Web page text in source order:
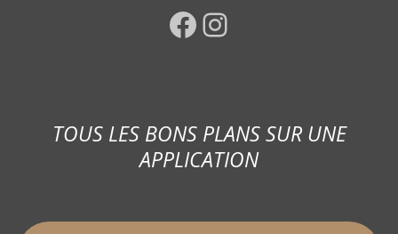
Facebook Instagram
TOUS LES BONS PLANS SUR UNE
APPLICATION